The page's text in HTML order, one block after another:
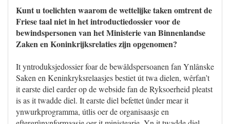
Kunt u toelichten waarom de wettelijke taken omtrent de
Friese taal niet in het introductiedossier voor de
bewindspersonen van het Ministerie van Binnenlandse
Zaken en Koninkrijksrelaties zijn opgenomen?
It yntroduksjedossier foar de bewâldspersoanen fan Ynlânske
Saken en Keninkryksrelaasjes bestiet út twa dielen, wêrfan’t
it earste diel earder op de webside fan de Ryksoerheid pleatst
is as it twadde diel. It earste diel befettet ûnder mear it
ynwurkprogramma, útlis oer de organisaasje en